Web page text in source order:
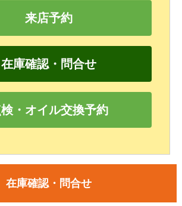
来店予約
在庫確認・問合せ
・オイル交換予約
在庫確認・問合せ